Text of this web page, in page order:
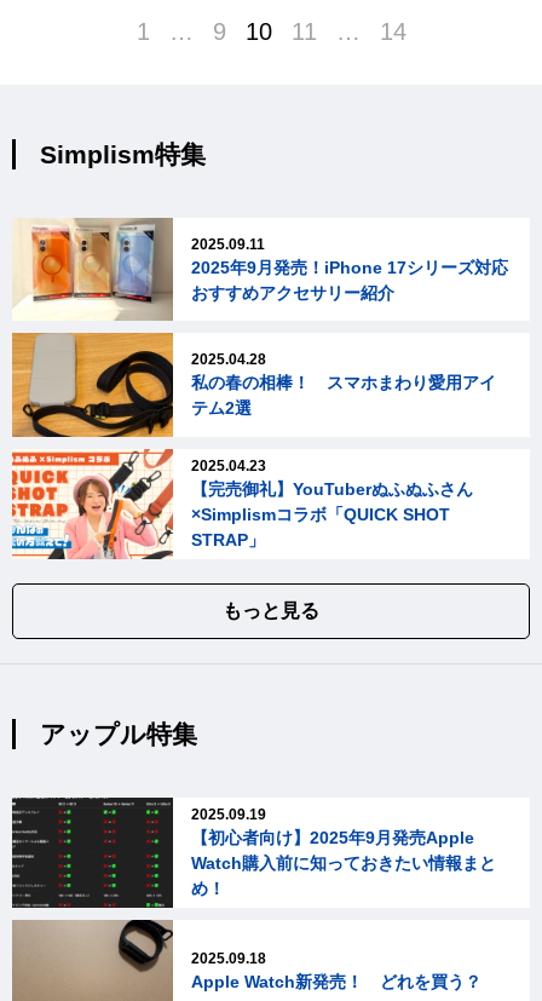
1 … 9 10 11 … 14
Simplism特集
2025.09.11
2025年9月発売！iPhone 17シリーズ対応
おすすめアクセサリー紹介
2025.04.28
私の春の相棒！ スマホまわり愛用アイ
テム2選
2025.04.23
【完売御礼】YouTuberぬふぬふさん
×Simplismコラボ「QUICK SHOT
STRAP」
もっと見る
アップル特集
2025.09.19
【初心者向け】2025年9月発売Apple
Watch購入前に知っておきたい情報まと
め！
2025.09.18
Apple Watch新発売！ どれを買う？